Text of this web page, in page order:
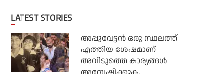
LATEST STORIES
അപ്പുവേട്ടന്‍ ഒരു സ്ഥലത്ത്
എത്തിയ ശേഷമാണ്
അവിടുത്തെ കാര്യങ്ങള്‍